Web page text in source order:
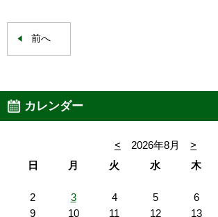
前へ
カレンダー
< 2026年8月
>
日
月 火 水 木
2
3 4 5 6
9
10 11 12 13